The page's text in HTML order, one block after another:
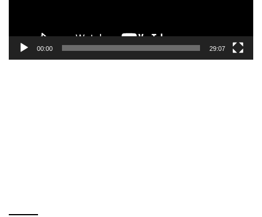
00:00 29:07